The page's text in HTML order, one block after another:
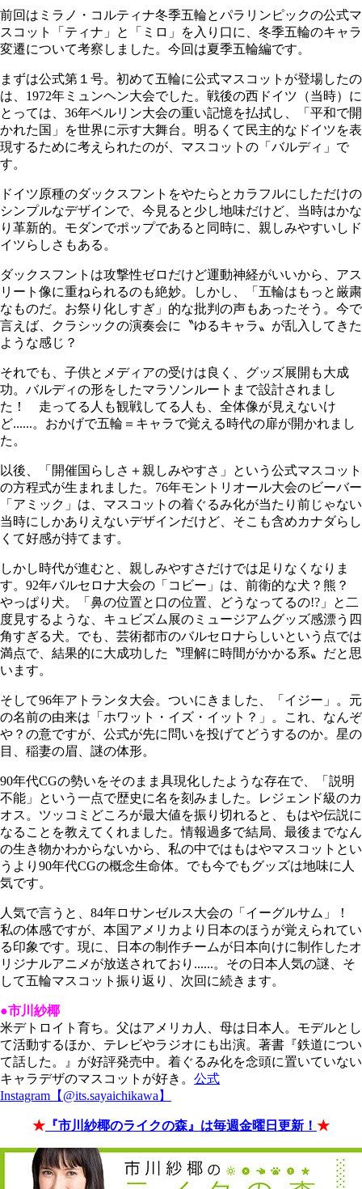
前回はミラノ・コルティナ冬季五輪とパラリンピックの公式マ
スコット「ティナ」と「ミロ」を入り口に、冬季五輪のキャラ
変遷について考察しました。今回は夏季五輪編です。
まずは公式第１号。初めて五輪に公式マスコットが登場したの
は、1972年ミュンヘン大会でした。戦後の西ドイツ（当時）に
とっては、36年ベルリン大会の重い記憶を払拭し、「平和で開
かれた国」を世界に示す大舞台。明るくて民主的なドイツを表
現するために考えられたのが、マスコットの「バルディ」で
す。
ドイツ原種のダックスフントをやたらとカラフルにしただけの
シンプルなデザインで、今見ると少し地味だけど、当時はかな
り革新的。モダンでポップであると同時に、親しみやすいしド
イツらしさもある。
ダックスフントは攻撃性ゼロだけど運動神経がいいから、アス
リート像に重ねられるのも絶妙。しかし、「五輪はもっと厳粛
なものだ。お祭り化しすぎ」的な批判の声もあったそう。今で
言えば、クラシックの演奏会に〝ゆるキャラ〟が乱入してきた
ような感じ？
それでも、子供とメディアの受けは良く、グッズ展開も大成
功。バルディの形をしたマラソンルートまで設計されまし
た！ 走ってる人も観戦してる人も、全体像が見えないけ
ど......。おかげで五輪＝キャラで覚える時代の扉が開かれまし
た。
以後、「開催国らしさ＋親しみやすさ」という公式マスコット
の方程式が生まれました。76年モントリオール大会のビーバー
「アミック」は、マスコットの着ぐるみ化が当たり前じゃない
当時にしかありえないデザインだけど、そこも含めカナダらし
くて好感が持てます。
しかし時代が進むと、親しみやすさだけでは足りなくなりま
す。92年バルセロナ大会の「コビー」は、前衛的な犬？熊？
やっぱり犬。「鼻の位置と口の位置、どうなってるの!?」と二
度見するような、キュビズム展のミュージアムグッズ感漂う四
角すぎる犬。でも、芸術都市のバルセロナらしいという点では
満点で、結果的に大成功した〝理解に時間がかかる系〟だと思
います。
そして96年アトランタ大会。ついにきました、「イジー」。元
の名前の由来は「ホワット・イズ・イット？」。これ、なんぞ
や？の意ですが、公式が先に問いを投げてどうするのか。星の
目、稲妻の眉、謎の体形。
90年代CGの勢いをそのまま具現化したような存在で、「説明
不能」という一点で歴史に名を刻みました。レジェンド級のカ
オス。ツッコミどころが最大値を振り切れると、もはや伝説に
なることを教えてくれました。情報過多で結局、最後までなん
の生き物かわからないから、私の中ではもはやマスコットとい
うより90年代CGの概念生命体。でも今でもグッズは地味に人
気です。
人気で言うと、84年ロサンゼルス大会の「イーグルサム」！
私の体感ですが、本国アメリカより日本のほうが覚えられてい
る印象です。現に、日本の制作チームが日本向けに制作したオ
リジナルアニメが放送されており......。その日本人気の謎、そ
して五輪マスコット振り返り、次回に続きます。
●市川紗椰
米デトロイト育ち。父はアメリカ人、母は日本人。モデルとし
て活動するほか、テレビやラジオにも出演。著書『鉄道につい
て話した。』が好評発売中。 着ぐるみ化を念頭に置いていない
キャラデザのマスコットが好き。 公式
Instagram【@its.sayaichikawa】
★ 『市川紗椰のライクの森』は毎週金曜日更新！ ★